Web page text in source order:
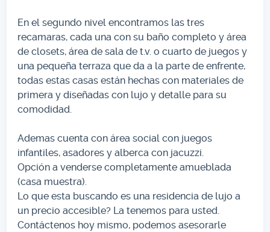
En el segundo nivel encontramos las tres
recamaras, cada una con su baño completo y área
de closets, área de sala de t.v. o cuarto de juegos y
una pequeña terraza que da a la parte de enfrente,
todas estas casas están hechas con materiales de
primera y diseñadas con lujo y detalle para su
comodidad.
Ademas cuenta con área social con juegos
infantiles, asadores y alberca con jacuzzi.
Opción a venderse completamente amueblada
(casa muestra).
Lo que esta buscando es una residencia de lujo a
un precio accesible? La tenemos para usted.
Contáctenos hoy mismo, podemos asesorarle